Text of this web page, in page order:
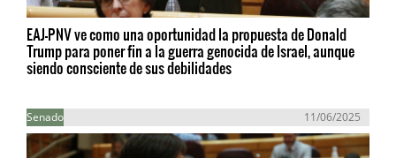
EAJ-PNV ve como una oportunidad la propuesta de Donald
Trump para poner fin a la guerra genocida de Israel, aunque
siendo consciente de sus debilidades
Senado 11/06/2025